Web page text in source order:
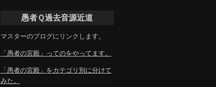
愚者Ｑ過去音源近道
マスターのブログにリンクします。
「愚者の宮殿」ってのをやってます。
「愚者の宮殿」をカテゴリ別に分けて
みた。